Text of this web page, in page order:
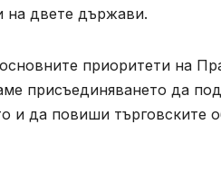
на двете държави.
приоритети на
присъединяването да
и да повиши търговските